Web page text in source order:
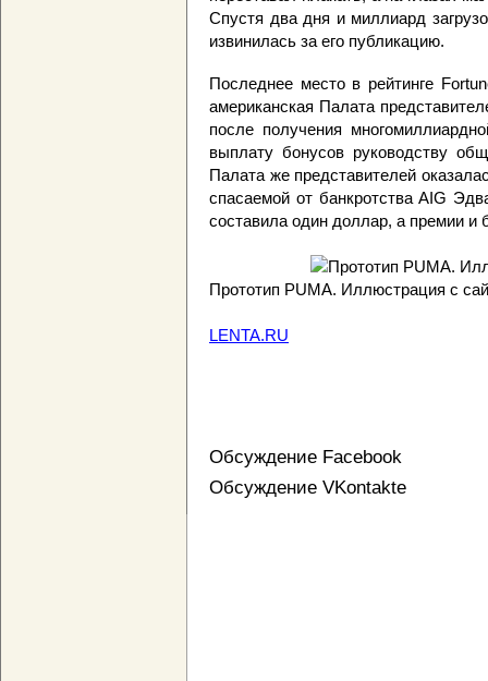
Спустя два дня и миллиард
извинилась за его публикацию.
Последнее место в рейтинге
американская Палата
после получения
выплату бонусов руководству
Палата же представителей
спасаемой от банкротства AIG
составила один доллар, а премии
Прототип PUMA. Иллюстрация с
LENTA.RU
Обсуждение Facebook
Обсуждение VKontakte